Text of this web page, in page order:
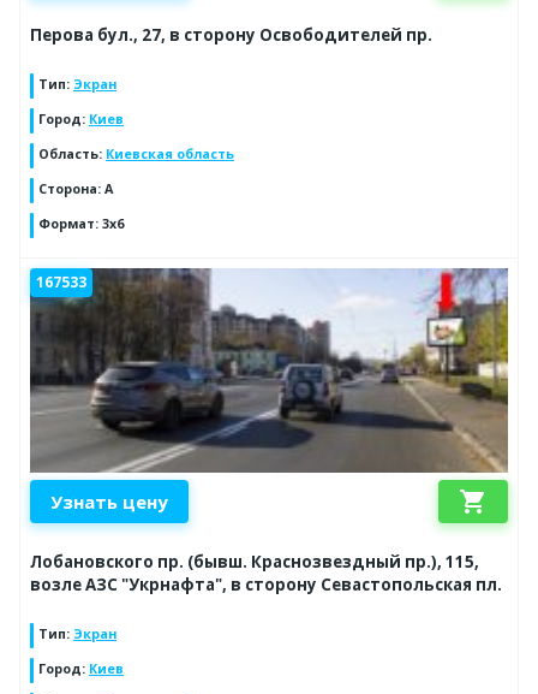
Перова бул., 27, в сторону Освободителей пр.
Тип: Экран
Город: Киев
Область: Киевская область
Сторона: A
Формат: 3x6
167533
Узнать цену shopping_cart
Лобановского пр. (бывш. Краснозвездный пр.), 115,
возле АЗС "Укрнафта", в сторону Севастопольская пл.
Тип: Экран
Город: Киев